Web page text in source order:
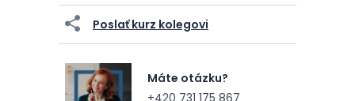
Poslať kurz kolegovi
Máte otázku?
+420 731 175 867